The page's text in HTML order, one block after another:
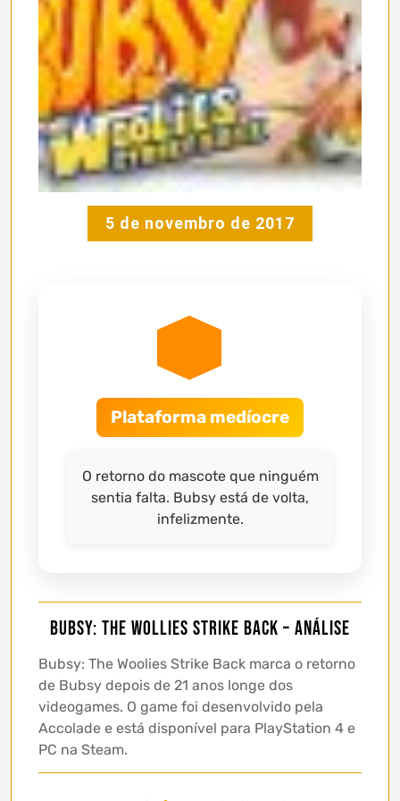
5 de novembro de 2017
Plataforma medíocre
O retorno do mascote que ninguém
sentia falta. Bubsy está de volta,
infelizmente.
Bubsy: The Wollies Strike Back – Análise
Bubsy: The Woolies Strike Back marca o retorno
de Bubsy depois de 21 anos longe dos
videogames. O game foi desenvolvido pela
Accolade e está disponível para PlayStation 4 e
PC na Steam.